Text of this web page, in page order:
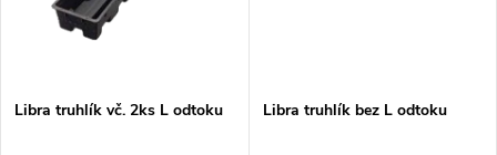
Libra truhlík vč. 2ks L odtoku Libra truhlík bez L odtoku